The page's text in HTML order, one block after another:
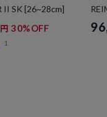
II SK [26~28cm]
円 30%OFF
1